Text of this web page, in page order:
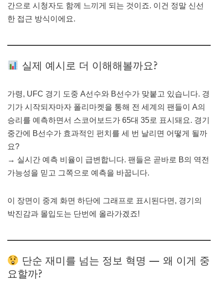
간으로 시청자도 함께 느끼게 되는 것이죠. 이건 정말 신선
한 접근 방식이에요.
실제 예시로 더 이해해볼까요?
가령, UFC 경기 도중 A선수와 B선수가 맞붙고 있습니다. 경
기가 시작되자마자 폴리마켓을 통해 전 세계의 팬들이 A의
승리를 예측하면서 스코어보드가 65대 35로 표시돼요. 경기
중간에 B선수가 효과적인 펀치를 세 번 날리면 어떻게 될까
요?
→ 실시간 예측 비율이 급변합니다. 팬들은 곧바로 B의 역전
가능성을 믿고 그쪽으로 예측을 바꿉니다.
이 장면이 중계 화면 하단에 그래프로 표시된다면, 경기의
박진감과 몰입도는 단번에 올라가겠죠!
단순 재미를 넘는 정보 혁명 — 왜 이게 중
요할까?